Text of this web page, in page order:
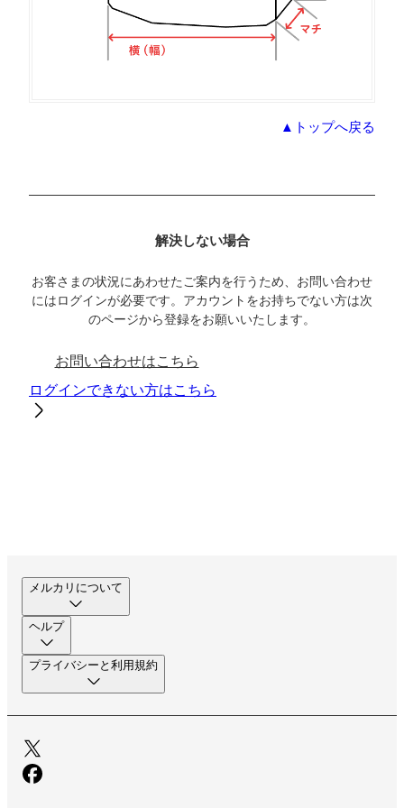
▲トップへ戻る
解決しない場合
お客さまの状況にあわせたご案内を行うため、お問い合わせ
にはログインが必要です。アカウントをお持ちでない方は次
のページから登録をお願いいたします。
お問い合わせはこちら
ログインできない方はこちら
メルカリについて
ヘルプ
プライバシーと利用規約